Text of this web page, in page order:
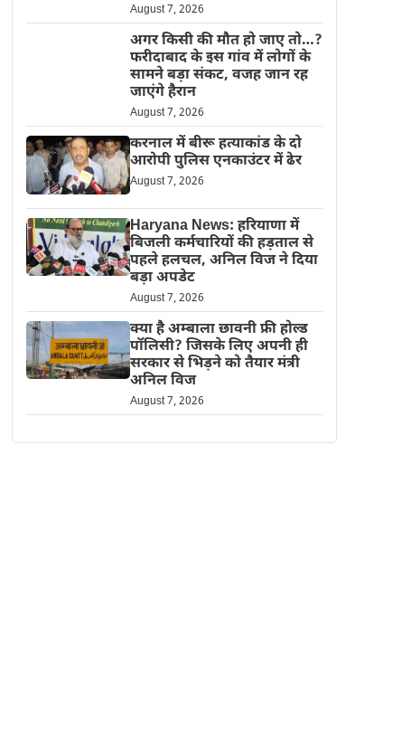
August 7, 2026
अगर किसी की मौत हो जाए तो…?
फरीदाबाद के इस गांव में लोगों के
सामने बड़ा संकट, वजह जान रह
जाएंगे हैरान
August 7, 2026
करनाल में बीरू हत्याकांड के दो
आरोपी पुलिस एनकाउंटर में ढेर
August 7, 2026
Haryana News: हरियाणा में
बिजली कर्मचारियों की हड़ताल से
पहले हलचल, अनिल विज ने दिया
बड़ा अपडेट
August 7, 2026
क्या है अम्बाला छावनी फ्री होल्ड
पॉलिसी? जिसके लिए अपनी ही
सरकार से भिड़ने को तैयार मंत्री
अनिल विज
August 7, 2026